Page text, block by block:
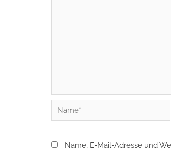
Name*
Name, E-Mail-Adresse und